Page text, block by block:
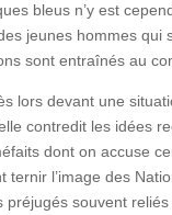
bleus n’y est
jeunes hommes qui
sont entraînés au
lors devant une
contredit les idées
dont on accuse
ternir l’image des
préjugés souvent